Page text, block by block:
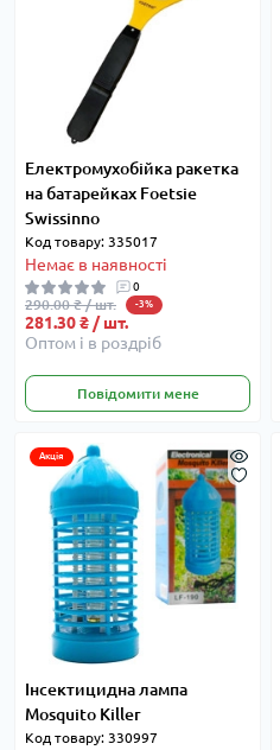
Електромухобійка ракетка
на батарейках Foetsie
Swissinno
Код товару: 335017
Немає в наявності
0
290.00 ₴ / шт. -3%
281.30 ₴ / шт.
Оптом і в роздріб
Повідомити мене
Акція
Інсектицидна лампа
Mosquito Killer
Код товару: 330997